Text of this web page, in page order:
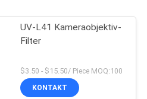
UV-L41 Kameraobjektiv-
Filter
$3.50 - $15.50/ Piece MOQ:100
KONTAKT